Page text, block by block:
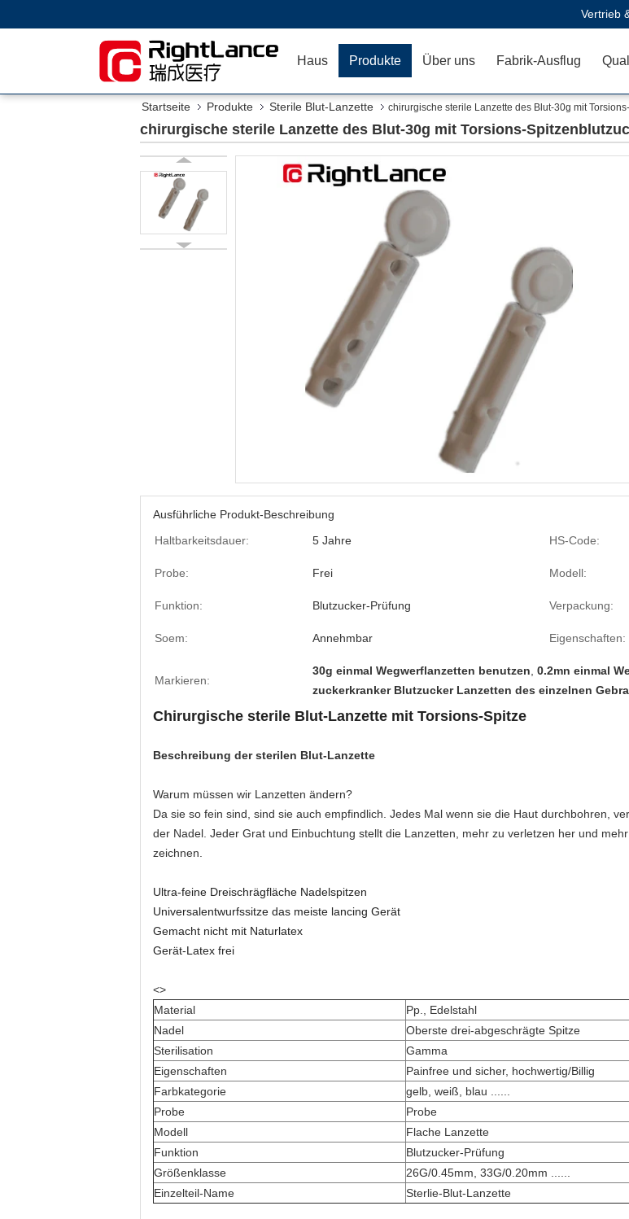
Vertrieb
Haus Produkte Über uns Fabrik-Ausflug
Startseite Produkte Sterile Blut-Lanzette chirurgische sterile Lanzette des Blut-30g mit
chirurgische sterile Lanzette des Blut-30g mit Torsions-
Ausführliche Produkt-Beschreibung
Haltbarkeitsdauer:
5 Jahre HS-Code:
Probe: Frei Modell:
Funktion: Blutzucker-Prüfung Verpackung:
Soem: Annehmbar Eigenschaften:
Markieren:
30g einmal Wegwerflanzetten benutzen 0.2mn einmal
zuckerkranker Blutzucker Lanzetten des einzelnen
Chirurgische sterile Blut-Lanzette mit Torsions-Spitze
Beschreibung der sterilen Blut-Lanzette
Warum müssen wir Lanzetten ändern?
Da sie so fein sind, sind sie auch empfindlich. Jedes Mal wenn sie die Haut durchbohren,
der Nadel. Jeder Grat und Einbuchtung stellt die Lanzetten, mehr zu verletzen her und
zeichnen.
Ultra-feine Dreischrägfläche Nadelspitzen
Universalentwurfssitze das meiste lancing Gerät
Gemacht nicht mit Naturlatex
Gerät-Latex frei
<>
Material
Pp., Edelstahl
Nadel
Oberste drei-abgeschrägte Spitze
Sterilisation
Gamma
Eigenschaften
Painfree und sicher, hochwertig/Billig
Farbkategorie
gelb, weiß, blau ......
Probe
Probe
Modell
Flache Lanzette
Funktion
Blutzucker-Prüfung
Größenklasse
26G/0.45mm, 33G/0.20mm ......
Einzelteil-Name
Sterlie-Blut-Lanzette